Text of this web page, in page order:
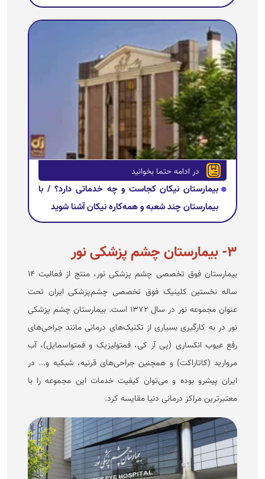
در ادامه حتما بخوانید
بیمارستان نیکان کجاست و چه خدماتی دارد؟ / با
بیمارستان چند شعبه و همه‌کاره نیکان آشنا شوید
۳- بیمارستان چشم پزشکی نور
بیمارستان فوق تخصصی چشم پزشکی نور، منتج از فعالیت ۱۴
ساله نخستین کلینیک فوق تخصصی چشم‌پزشکی ایران تحت
عنوان مجموعه نور در سال ۱۳۷۲ است. بیمارستان چشم پزشکی
نور در به کارگیری بسیاری از تکنیک‌های درمانی مانند جراحی‌های
رفع عیوب انکساری (پی آر کی، فمتولیزیک و فمتواسمایل)، آب
مروارید (کاتاراکت) و همچنین جراحی‌های قرنیه، شبکیه و... در
ایران پیشرو بوده و می‌توان کیفیت خدمات این مجموعه را با
معتبرترین مراکز درمانی دنیا مقایسه کرد.